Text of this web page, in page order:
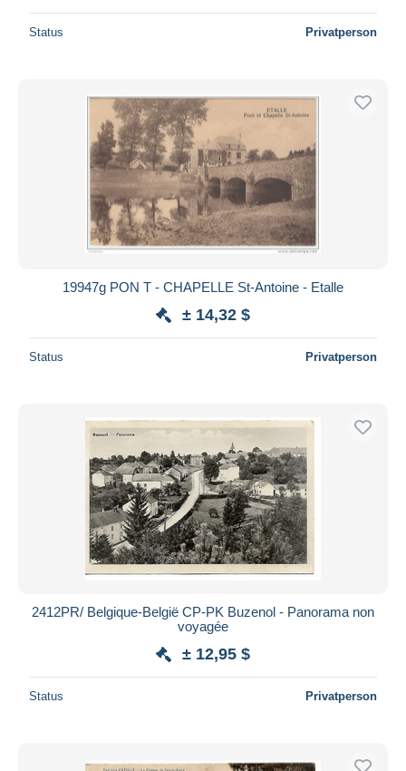
Status Privatperson
19947g PON T - CHAPELLE St-Antoine - Etalle
± 14,32 $
Status Privatperson
2412PR/ Belgique-België CP-PK Buzenol - Panorama non
voyagée
± 12,95 $
Status Privatperson